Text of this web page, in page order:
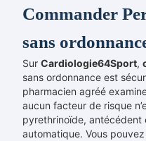
Commander
sans
Sur Cardiologie64Sport,
sans ordonnance est
pharmacien agréé
aucun facteur de risque
pyrethrinoïde, antécédent
automatique. Vous